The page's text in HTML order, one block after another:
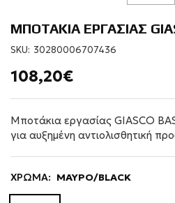
ΜΠΟΤΑΚΙΑ ΕΡΓΑΣΙΑΣ
SKU: 30280006707436
108,20€
Μποτάκια εργασίας GIASCO
για αυξημένη αντιολισθητική
ΧΡΩΜΑ: ΜΑΥΡΟ/BLACK